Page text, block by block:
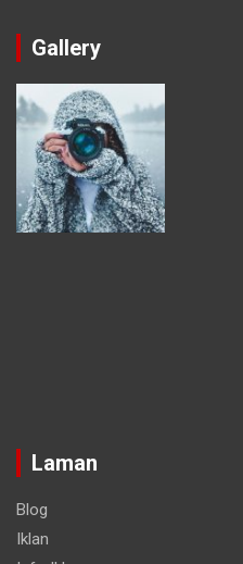
Gallery
Laman
Blog
Iklan